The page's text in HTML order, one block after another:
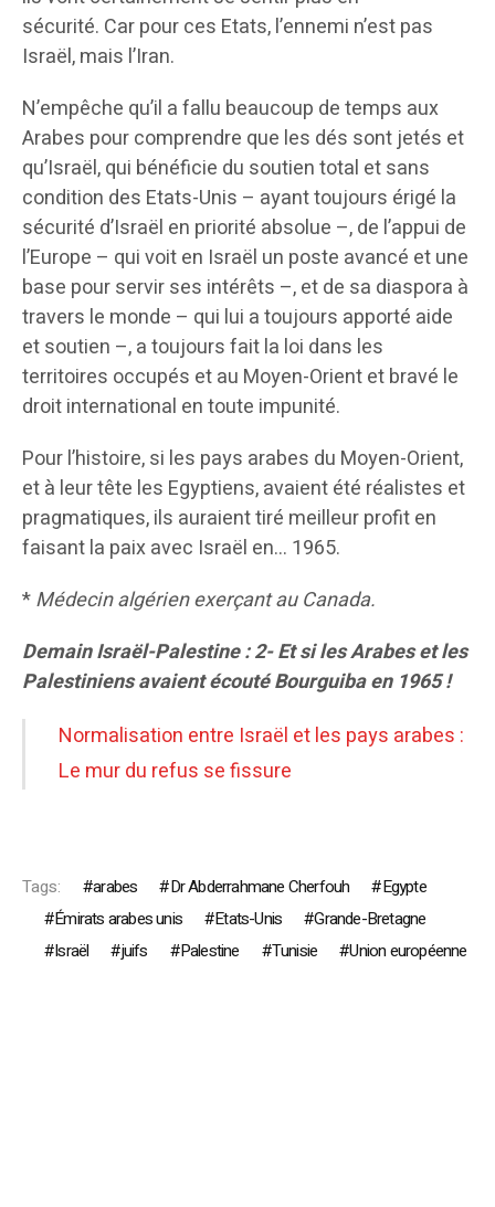
sécurité. Car pour ces Etats, l’ennemi n’est pas
Israël, mais l’Iran.
N’empêche qu’il a fallu beaucoup de temps aux
Arabes pour comprendre que les dés sont jetés et
qu’Israël, qui bénéficie du soutien total et sans
condition des Etats-Unis – ayant toujours érigé la
sécurité d’Israël en priorité absolue –, de l’appui de
l’Europe – qui voit en Israël un poste avancé et une
base pour servir ses intérêts –, et de sa diaspora à
travers le monde – qui lui a toujours apporté aide
et soutien –, a toujours fait la loi dans les
territoires occupés et au Moyen-Orient et bravé le
droit international en toute impunité.
Pour l’histoire, si les pays arabes du Moyen-Orient,
et à leur tête les Egyptiens, avaient été réalistes et
pragmatiques, ils auraient tiré meilleur profit en
faisant la paix avec Israël en… 1965.
*Médecin algérien exerçant au Canada.
Demain Israël-Palestine : 2- Et si les Arabes et les
Palestiniens avaient écouté Bourguiba en 1965 !
Normalisation entre Israël et les pays arabes :
Le mur du refus se fissure
Tags: arabes Dr Abderrahmane Cherfouh
Egypte
Émirats arabes unis
Etats-Unis
Grande-Bretagne
Israël
juifs Palestine Tunisie Union européenne